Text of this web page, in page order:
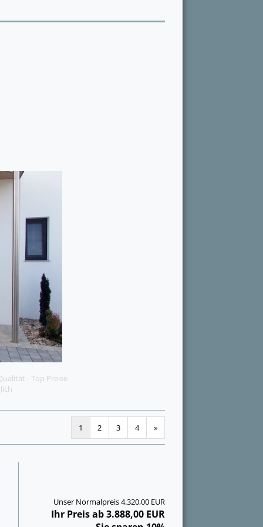
Haustüren Modelle in Lärche
Smart Tech Profil Thermo 90
- Top Preise
1 2 3 4 »
Unser Normalpreis 4.320,00 EUR
Ihr Preis ab 3.888,00 EUR